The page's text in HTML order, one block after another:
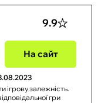
9.9
На сайт
ігрову залежність.
гри